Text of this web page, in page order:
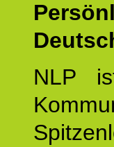
NLP